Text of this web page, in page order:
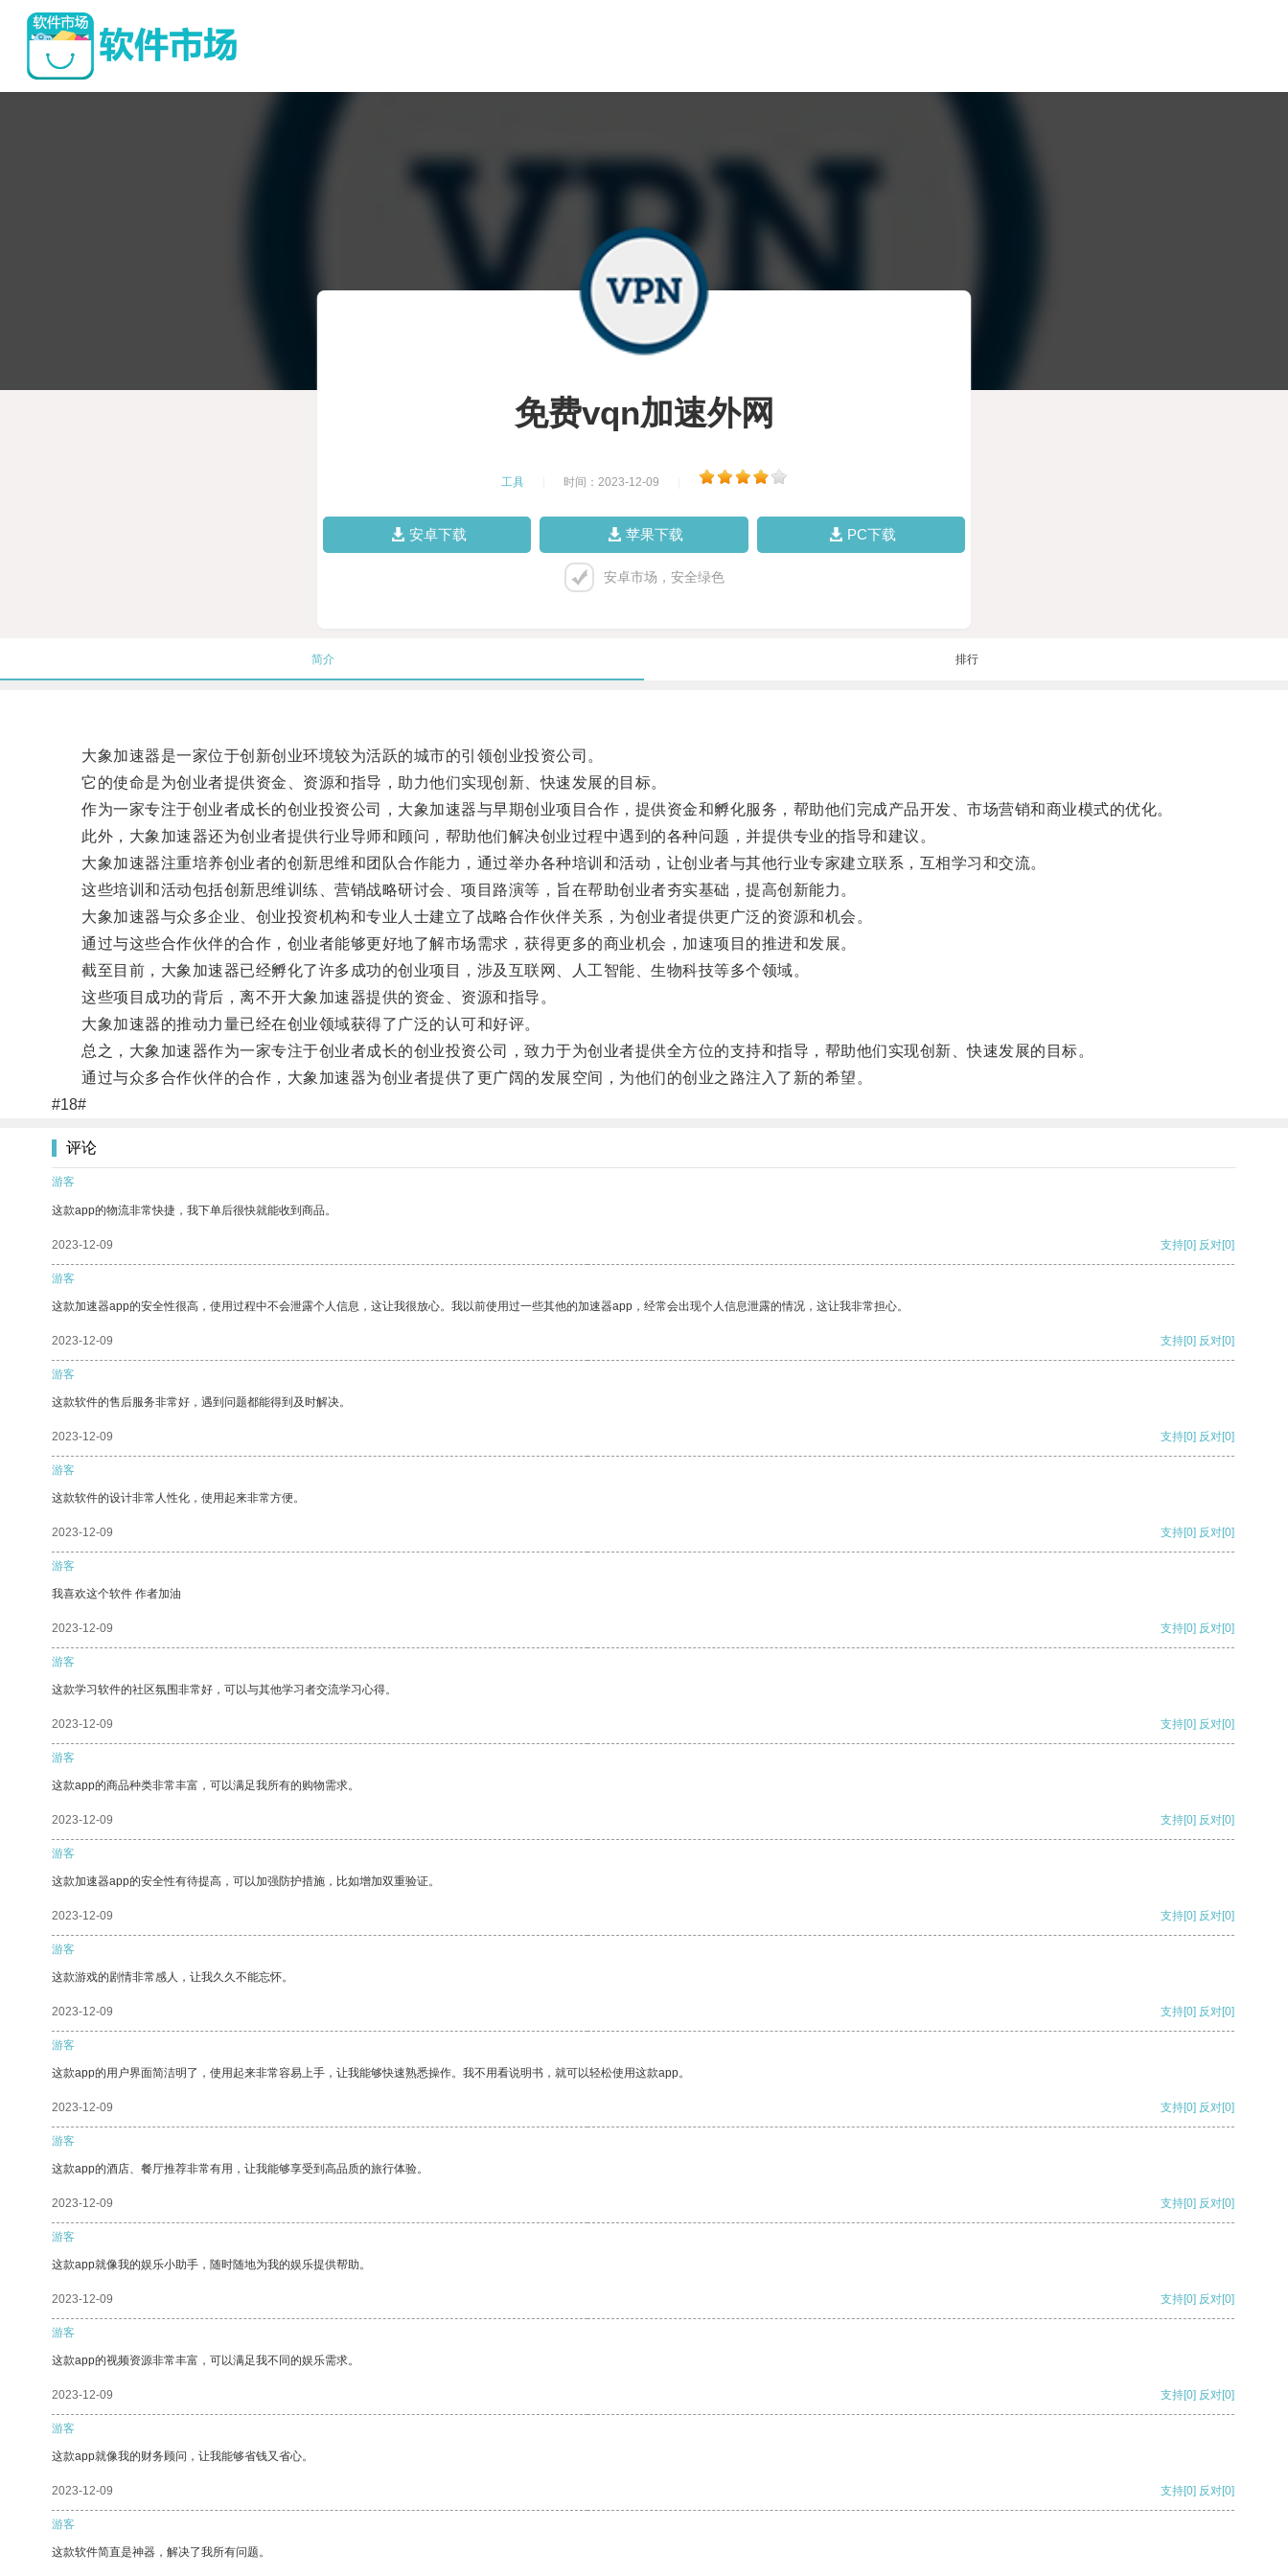
免费vqn加速外网
工具 时间：2023-12-09
安卓下载 苹果下载 PC下载
安卓市场，安全绿色
简介 排行
大象加速器是一家位于创新创业环境较为活跃的城市的引领创业投资公司。
它的使命是为创业者提供资金、资源和指导，助力他们实现创新、快速发展的目标。
作为一家专注于创业者成长的创业投资公司，大象加速器与早期创业项目合作，提供资金和孵化服务，帮助他们完成产品开发、市场营销和商业模式的优化。
此外，大象加速器还为创业者提供行业导师和顾问，帮助他们解决创业过程中遇到的各种问题，并提供专业的指导和建议。
大象加速器注重培养创业者的创新思维和团队合作能力，通过举办各种培训和活动，让创业者与其他行业专家建立联系，互相学习和交流。
这些培训和活动包括创新思维训练、营销战略研讨会、项目路演等，旨在帮助创业者夯实基础，提高创新能力。
大象加速器与众多企业、创业投资机构和专业人士建立了战略合作伙伴关系，为创业者提供更广泛的资源和机会。
通过与这些合作伙伴的合作，创业者能够更好地了解市场需求，获得更多的商业机会，加速项目的推进和发展。
截至目前，大象加速器已经孵化了许多成功的创业项目，涉及互联网、人工智能、生物科技等多个领域。
这些项目成功的背后，离不开大象加速器提供的资金、资源和指导。
大象加速器的推动力量已经在创业领域获得了广泛的认可和好评。
总之，大象加速器作为一家专注于创业者成长的创业投资公司，致力于为创业者提供全方位的支持和指导，帮助他们实现创新、快速发展的目标。
通过与众多合作伙伴的合作，大象加速器为创业者提供了更广阔的发展空间，为他们的创业之路注入了新的希望。
#18#
评论
游客
这款app的物流非常快捷，我下单后很快就能收到商品。
2023-12-09 支持[0] 反对[0]
游客
这款加速器app的安全性很高，使用过程中不会泄露个人信息，这让我很放心。我以前使用过一些其他的加速器app，经常会出现个人信息泄露的情况，这让我非常担心。
2023-12-09 支持[0] 反对[0]
游客
这款软件的售后服务非常好，遇到问题都能得到及时解决。
2023-12-09 支持[0] 反对[0]
游客
这款软件的设计非常人性化，使用起来非常方便。
2023-12-09 支持[0] 反对[0]
游客
我喜欢这个软件 作者加油
2023-12-09 支持[0] 反对[0]
游客
这款学习软件的社区氛围非常好，可以与其他学习者交流学习心得。
2023-12-09 支持[0] 反对[0]
游客
这款app的商品种类非常丰富，可以满足我所有的购物需求。
2023-12-09 支持[0] 反对[0]
游客
这款加速器app的安全性有待提高，可以加强防护措施，比如增加双重验证。
2023-12-09 支持[0] 反对[0]
游客
这款游戏的剧情非常感人，让我久久不能忘怀。
2023-12-09 支持[0] 反对[0]
游客
这款app的用户界面简洁明了，使用起来非常容易上手，让我能够快速熟悉操作。我不用看说明书，就可以轻松使用这款app。
2023-12-09 支持[0] 反对[0]
游客
这款app的酒店、餐厅推荐非常有用，让我能够享受到高品质的旅行体验。
2023-12-09 支持[0] 反对[0]
游客
这款app就像我的娱乐小助手，随时随地为我的娱乐提供帮助。
2023-12-09 支持[0] 反对[0]
游客
这款app的视频资源非常丰富，可以满足我不同的娱乐需求。
2023-12-09 支持[0] 反对[0]
游客
这款app就像我的财务顾问，让我能够省钱又省心。
2023-12-09 支持[0] 反对[0]
游客
这款软件简直是神器，解决了我所有问题。